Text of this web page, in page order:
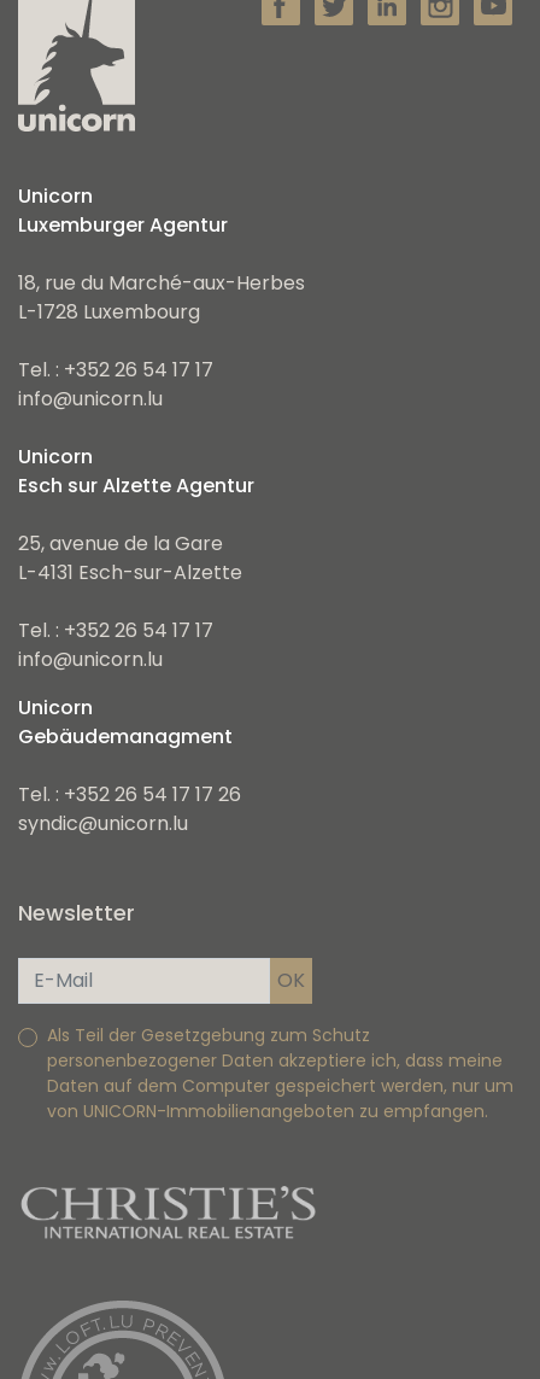
Unicorn
Luxemburger Agentur
18, rue du Marché-aux-Herbes
L-1728 Luxembourg
Tel. : +352 26 54 17 17
info@unicorn.lu
Unicorn
Esch sur Alzette Agentur
25, avenue de la Gare
L-4131 Esch-sur-Alzette
Tel. : +352 26 54 17 17
info@unicorn.lu
Unicorn
Gebäudemanagment
Tel. : +352 26 54 17 17 26
syndic@unicorn.lu
Newsletter
Als Teil der Gesetzgebung zum Schutz
personenbezogener Daten akzeptiere ich, dass meine
Daten auf dem Computer gespeichert werden, nur um
von UNICORN-Immobilienangeboten zu empfangen.